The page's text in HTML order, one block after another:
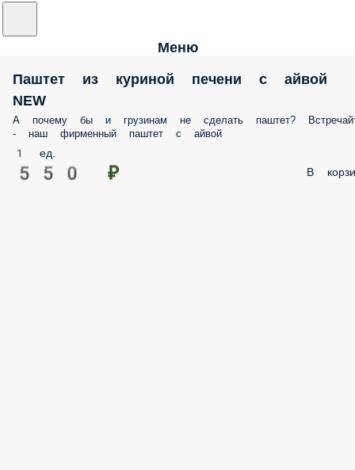
Меню
Паштет из куриной печени с айвой
NEW
А почему бы и грузинам не сделать паштет?
- наш фирменный паштет с айвой
1 ед.
550 ₽ В